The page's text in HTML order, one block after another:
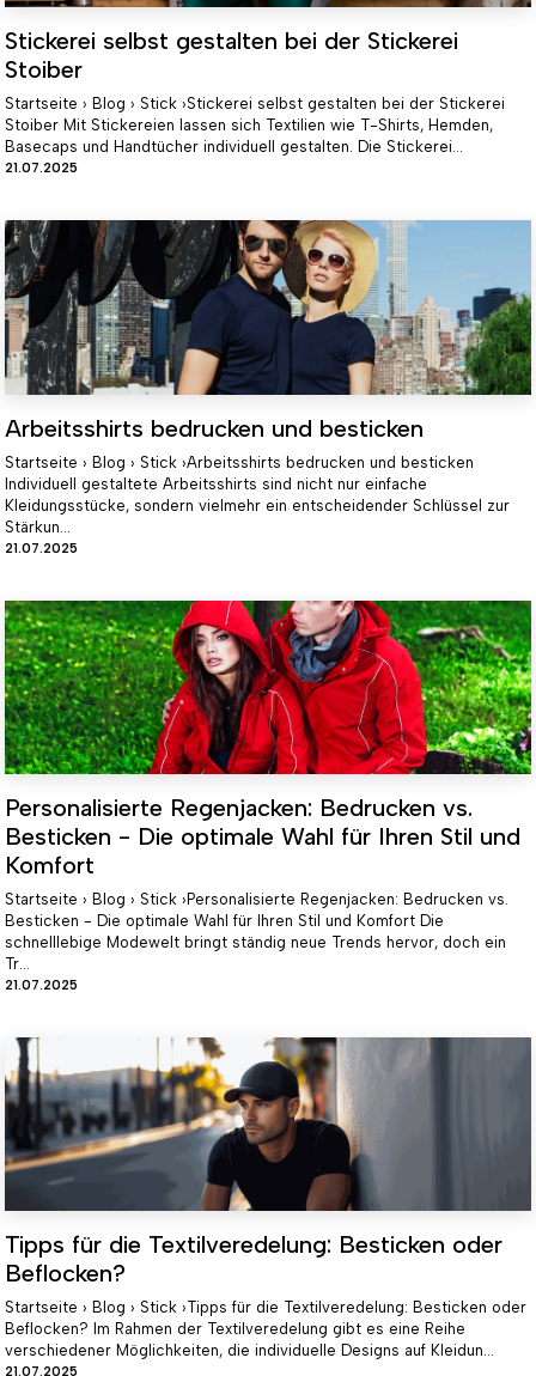
Stickerei selbst gestalten bei der Stickerei
Stoiber
Startseite › Blog › Stick ›Stickerei selbst gestalten bei der Stickerei
Stoiber Mit Stickereien lassen sich Textilien wie T-Shirts, Hemden,
Basecaps und Handtücher individuell gestalten. Die Stickerei...
21.07.2025
Arbeitsshirts bedrucken und besticken
Startseite › Blog › Stick ›Arbeitsshirts bedrucken und besticken
Individuell gestaltete Arbeitsshirts sind nicht nur einfache
Kleidungsstücke, sondern vielmehr ein entscheidender Schlüssel zur
Stärkun...
21.07.2025
Personalisierte Regenjacken: Bedrucken vs.
Besticken - Die optimale Wahl für Ihren Stil und
Komfort
Startseite › Blog › Stick ›Personalisierte Regenjacken: Bedrucken vs.
Besticken - Die optimale Wahl für Ihren Stil und Komfort Die
schnelllebige Modewelt bringt ständig neue Trends hervor, doch ein
Tr...
21.07.2025
Tipps für die Textilveredelung: Besticken oder
Beflocken?
Startseite › Blog › Stick ›Tipps für die Textilveredelung: Besticken oder
Beflocken? Im Rahmen der Textilveredelung gibt es eine Reihe
verschiedener Möglichkeiten, die individuelle Designs auf Kleidun...
21.07.2025